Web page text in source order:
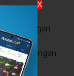
dengan
dengan
X